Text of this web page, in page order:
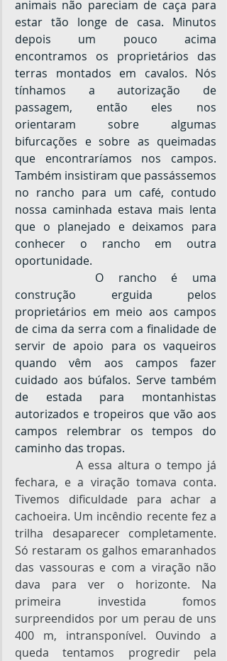
animais não pareciam de caça para
estar tão longe de casa. Minutos
depois um pouco acima
encontramos os proprietários das
terras montados em cavalos. Nós
tínhamos a autorização de
passagem, então eles nos
orientaram sobre algumas
bifurcações e sobre as queimadas
que encontraríamos nos campos.
Também insistiram que passássemos
no rancho para um café, contudo
nossa caminhada estava mais lenta
que o planejado e deixamos para
conhecer o rancho em outra
oportunidade.
construção erguida pelos
proprietários em meio aos campos
de cima da serra com a finalidade de
servir de apoio para os vaqueiros
quando vêm aos campos fazer
cuidado aos búfalos. Serve também
de estada para montanhistas
autorizados e tropeiros que vão aos
campos relembrar os tempos do
caminho das tropas.
A essa altura o tempo já
fechara, e a viração tomava conta.
Tivemos dificuldade para achar a
cachoeira. Um incêndio recente fez a
trilha desaparecer completamente.
Só restaram os galhos emaranhados
das vassouras e com a viração não
dava para ver o horizonte. Na
primeira investida fomos
surpreendidos por um perau de uns
400 m, intransponível. Ouvindo a
queda tentamos progredir pela